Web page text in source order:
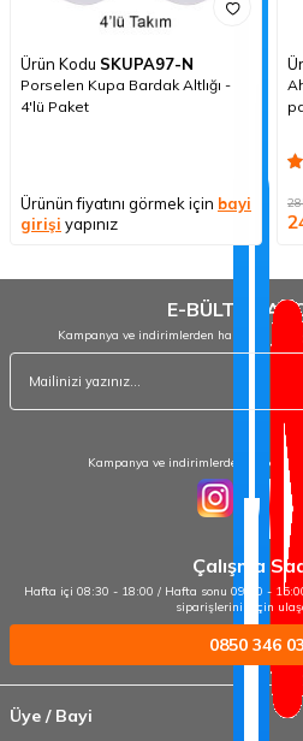
Ürün Kodu SKUPA97-N
Porselen Kupa Bardak Altlığı -
4'lü Paket
Ürünün fiyatını görmek için bayi
girişi yapınız
E-BÜLTEN
Kampanya ve indirimlerden haberdar
Kampanya ve indirimlerden
Çalışma
Hafta içi 08:30 - 18:00 / Hafta sonu 09:00 -
siparişleriniz için
0850 346
Üye / Bayi